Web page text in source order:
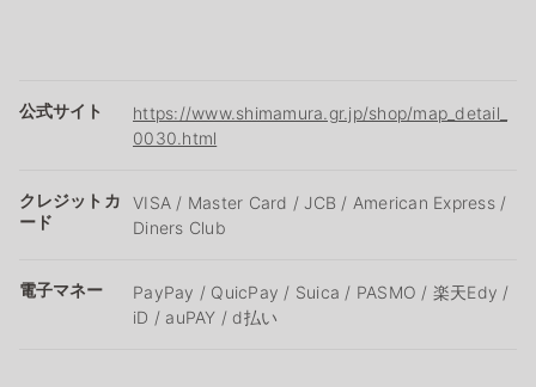
公式サイト
https://www.shimamura.gr.jp/shop/map_detail_
0030.html
クレジットカ
ード
VISA / Master Card / JCB / American Express /
Diners Club
電子マネー
PayPay / QuicPay / Suica / PASMO / 楽天Edy /
iD / auPAY / d払い